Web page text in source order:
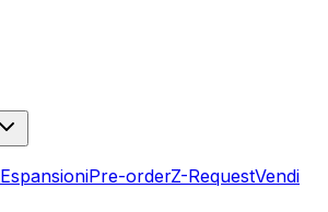
EspansioniPre-orderZ-RequestVendi